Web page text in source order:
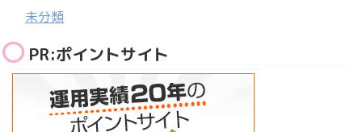
未分類
PR:ポイントサイト